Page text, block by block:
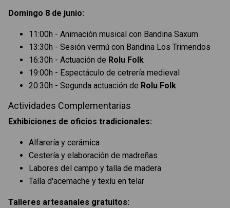
Domingo 8 de junio:
11:00h - Animación musical con Bandina Saxum
13:30h - Sesión vermú con Bandina Los Trimendos
16:30h - Actuación de Rolu Folk
19:00h - Espectáculo de cetrería medieval
20:30h - Segunda actuación de Rolu Folk
Actividades Complementarias
Exhibiciones de oficios tradicionales:
Alfarería y cerámica
Cestería y elaboración de madreñas
Labores del campo y talla de madera
Talla d'acemache y texíu en telar
Talleres artesanales gratuitos: